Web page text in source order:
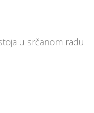
u srčanom radu